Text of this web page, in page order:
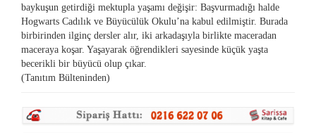
baykuşun getirdiği mektupla yaşamı değişir: Başvurmadığı halde
Hogwarts Cadılık ve Büyücülük Okulu’na kabul edilmiştir. Burada
birbirinden ilginç dersler alır, iki arkadaşıyla birlikte maceradan
maceraya koşar. Yaşayarak öğrendikleri sayesinde küçük yaşta
becerikli bir büyücü olup çıkar.
(Tanıtım Bülteninden)